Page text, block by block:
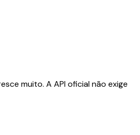
muito. A API oficial não exige